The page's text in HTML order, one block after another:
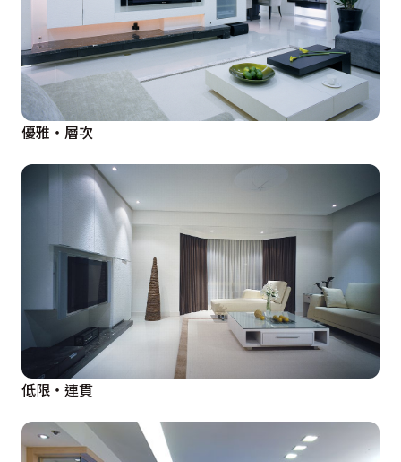
優雅‧層次
低限‧連貫